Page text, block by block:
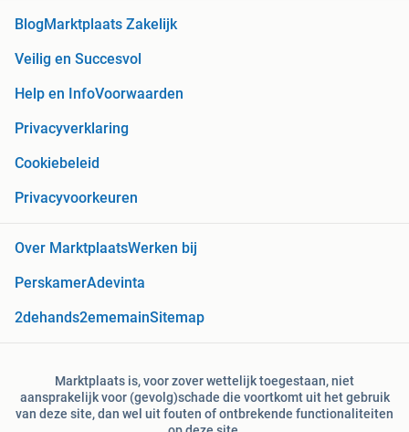
BlogMarktplaats Zakelijk
Veilig en Succesvol
Help en InfoVoorwaarden
Privacyverklaring
Cookiebeleid
Privacyvoorkeuren
Over MarktplaatsWerken bij
PerskamerAdevinta
2dehands2ememainSitemap
Marktplaats is, voor zover wettelijk toegestaan, niet
aansprakelijk voor (gevolg)schade die voortkomt uit het gebruik
van deze site, dan wel uit fouten of ontbrekende functionaliteiten